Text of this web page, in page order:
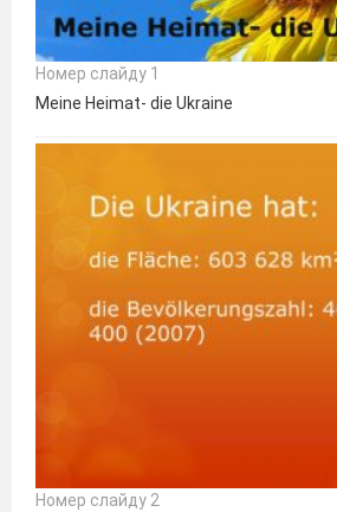
Номер слайду 1
Meine Heimat- die Ukraine
Номер слайду 2